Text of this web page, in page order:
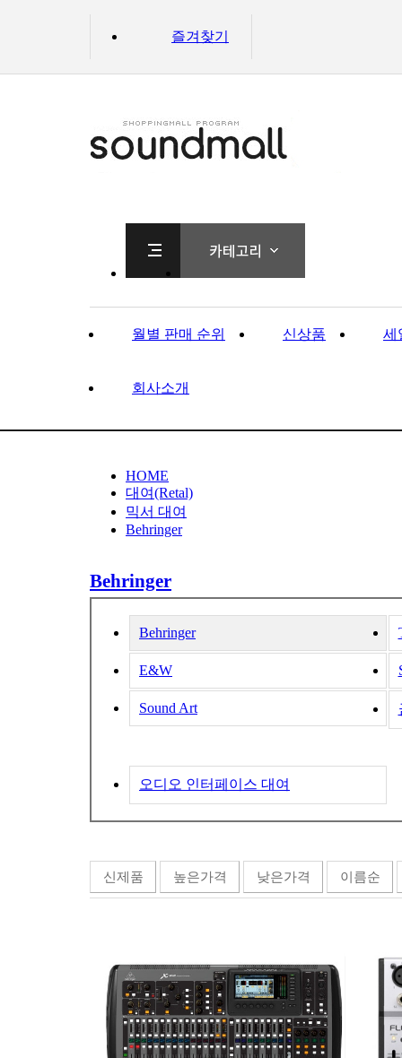
즐겨찾기
월별 판매 순위 신상품 세
회사소개
HOME
대여(Retal)
믹서 대여
Behringer
Behringer
Behringer
E&W
Sound Art
오디오 인터페이스 대여
신제품 높은가격 낮은가격 이름순